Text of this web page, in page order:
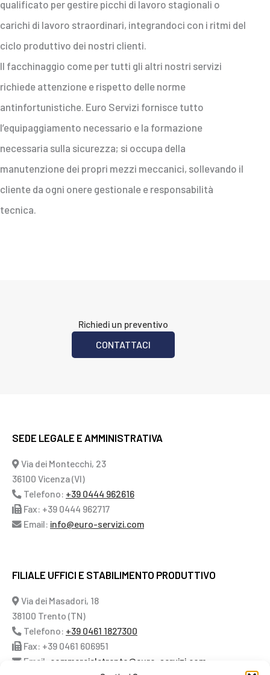
qualificato per gestire picchi di lavoro stagionali o
carichi di lavoro straordinari, integrandoci con i ritmi del
ciclo produttivo dei nostri clienti.
Il facchinaggio come per tutti gli altri nostri servizi
richiede attenzione e rispetto delle norme
antinfortunistiche. Euro Servizi fornisce tutto
l’equipaggiamento necessario e la formazione
necessaria sulla sicurezza; si occupa della
manutenzione dei propri mezzi meccanici, sollevando il
cliente da ogni onere gestionale e responsabilità
tecnica.
Richiedi un preventivo
CONTATTACI
SEDE LEGALE E AMMINISTRATIVA
Via dei Montecchi, 23
36100 Vicenza (VI)
Telefono: +39 0444 962616
Fax: +39 0444 962717
Email: info@euro-servizi.com
FILIALE UFFICI E STABILIMENTO PRODUTTIVO
Via dei Masadori, 18
38100 Trento (TN)
Telefono: +39 0461 1827300
Fax: +39 0461 606951
Email: commercialetrento@euro-servizi.com